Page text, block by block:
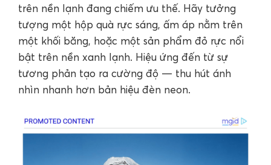
trên nền lạnh đang chiếm ưu thế. Hãy tưởng
tượng một hộp quà rực sáng, ấm áp nằm trên
một khối băng, hoặc một sản phẩm đỏ rực nổi
bật trên nền xanh lạnh. Hiệu ứng đến từ sự
tương phản tạo ra cường độ — thu hút ánh
nhìn nhanh hơn bản hiệu đèn neon.